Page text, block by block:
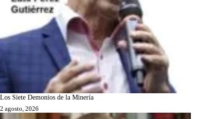
Los Siete Demonios de la Minería
2 agosto, 2026